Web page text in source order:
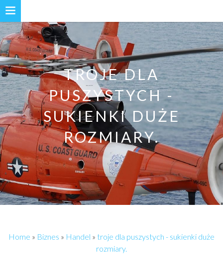
TROJE DLA
PUSZYSTYCH -
SUKIENKI DUŻE
ROZMIARY.
Home » Biznes » Handel » troje dla puszystych - sukienki duże
rozmiary.